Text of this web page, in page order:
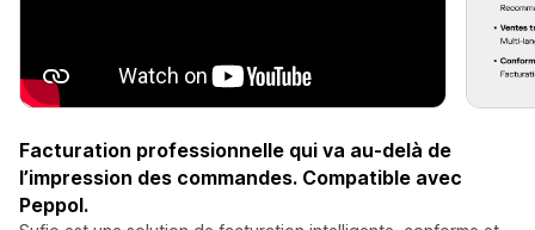
Facturation professionnelle qui va au-delà de
l’impression des commandes. Compatible avec
Peppol.